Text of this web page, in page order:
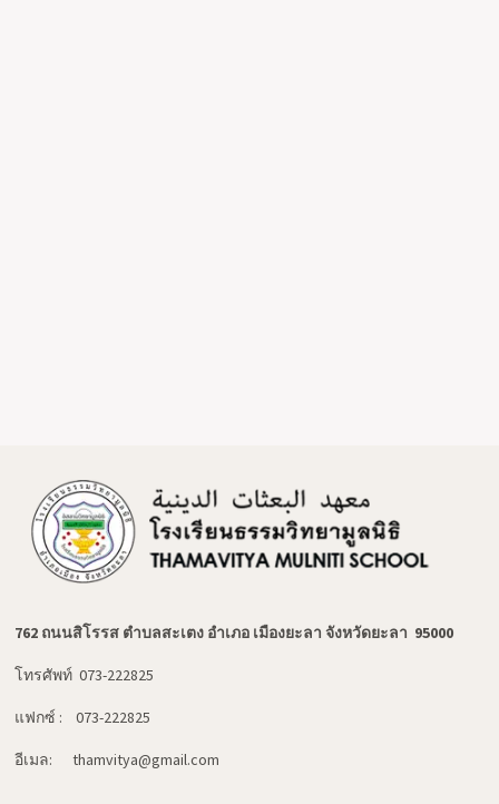
762 ถนนสิโรรส ตำบลสะเตง อำเภอ เมืองยะลา จังหวัดยะลา 95000
โทรศัพท์ 073-222825
แฟกซ์ : 073-222825
อีเมล: thamvitya@gmail.com